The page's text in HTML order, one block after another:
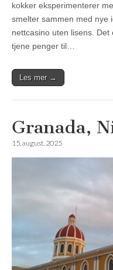
kokker eksperimenterer
smelter sammen med nye
nettcasino uten lisens.
tjene penger til…
Les mer →
Granada,
15. august, 2025